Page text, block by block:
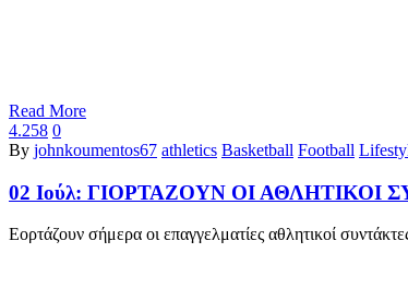
Read More
4.258 0
By johnkoumentos67 athletics Basketball Football
02 Ιούλ: ΓΙΟΡΤΑΖΟΥΝ ΟΙ ΑΘΛΗΤΙΚΟΙ
Εορτάζουν σήμερα οι επαγγελματίες αθλητικοί